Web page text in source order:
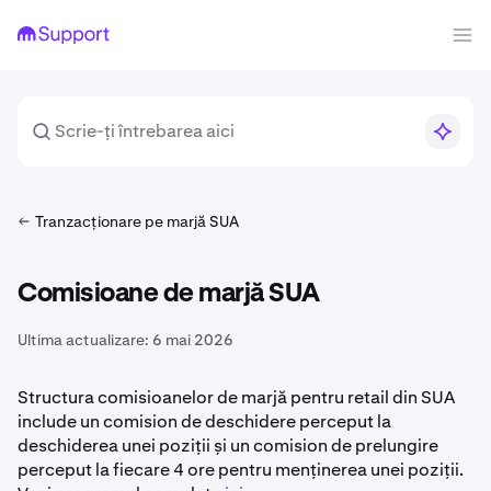
Tranzacționare pe marjă SUA
Comisioane de marjă SUA
Ultima actualizare: 6 mai 2026
Structura comisioanelor de marjă pentru retail din SUA
include un comision de deschidere perceput la
deschiderea unei poziții și un comision de prelungire
perceput la fiecare 4 ore pentru menținerea unei poziții.